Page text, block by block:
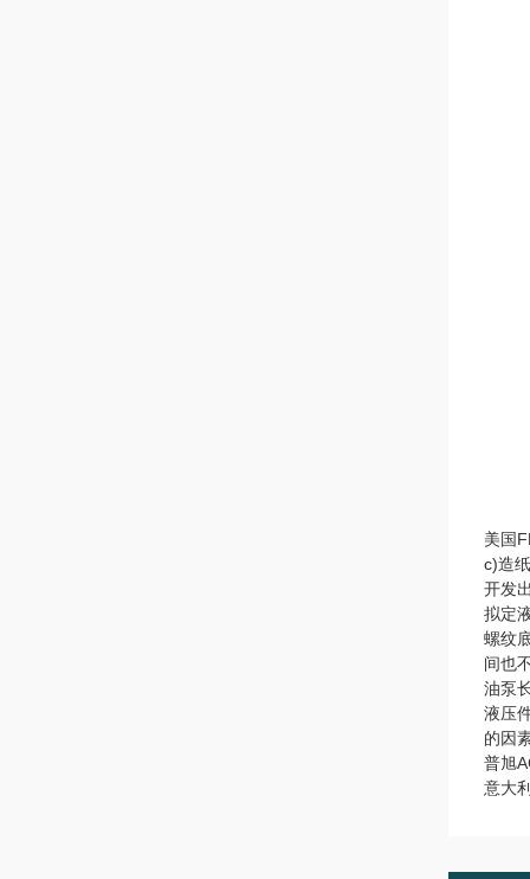
美国
c)造
开发
拟定
螺纹
间也
油泵
液压
的因
普旭
意大